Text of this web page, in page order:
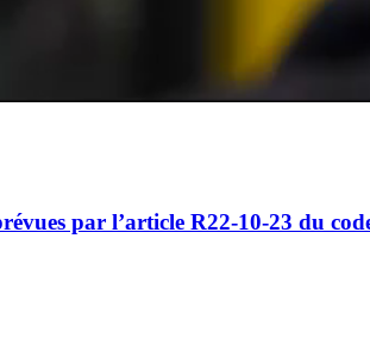
UNE
par l’article R22-10-23 du